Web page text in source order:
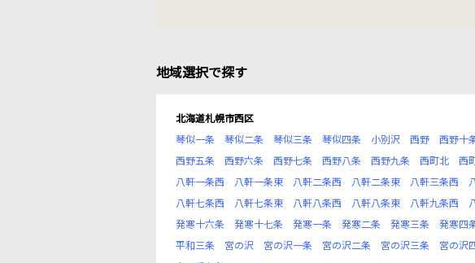
地域選択で探す
北海道札幌市西区
琴似一条
琴似二条 琴似三条 琴似四条 小別沢 西野 西野十
西野五条
西野六条 西野七条 西野八条 西野九条 西町北 西
八軒一条西
八軒一条東 八軒二条西 八軒二条東 八軒三条西
八軒七条西
八軒七条東 八軒八条西 八軒八条東 八軒九条西
発寒十六条
発寒十七条 発寒一条 発寒二条 発寒三条 発寒四
平和三条
宮の沢 宮の沢一条 宮の沢二条 宮の沢三条 宮の沢